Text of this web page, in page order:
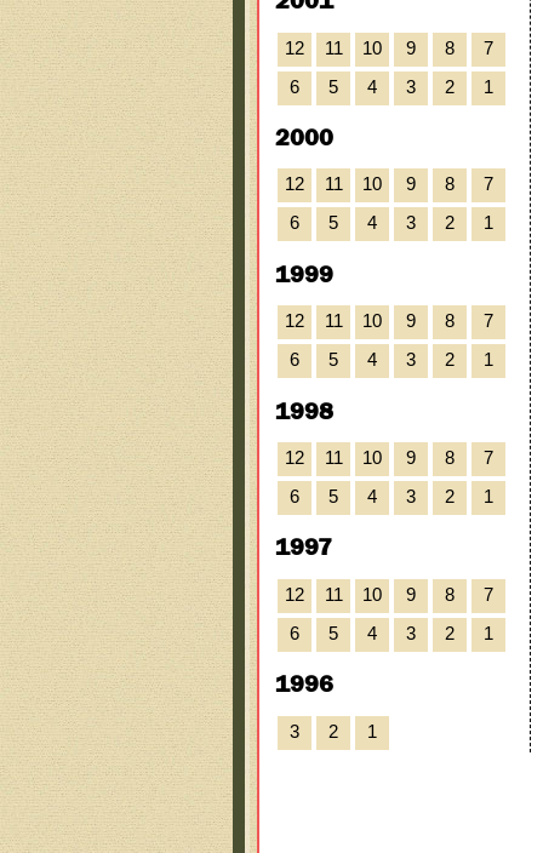
12 11 10 9 8
7
6
5 4 3 2 1
2000
12 11 10 9 8
7
6
5 4 3 2 1
1999
12 11 10 9 8
7
6
5 4 3 2 1
1998
12 11 10 9 8
7
6
5 4 3 2 1
1997
12 11 10 9 8
7
6
5 4 3 2 1
1996
3 2 1